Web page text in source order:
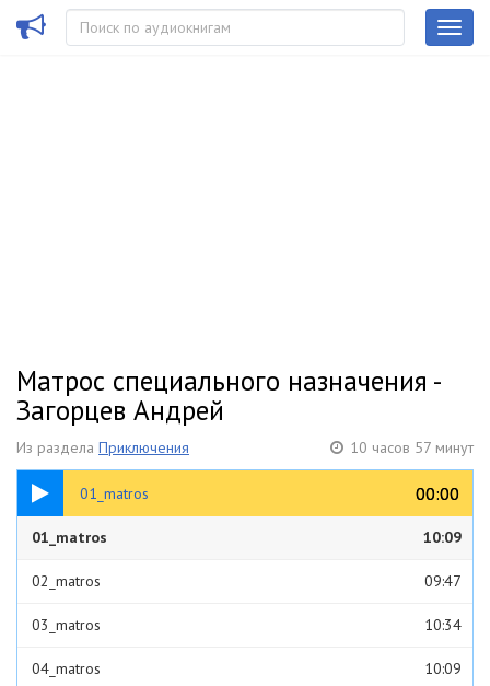
Матрос специального назначения -
Загорцев Андрей
Из раздела Приключения 10 часов 57 минут
01_matros 00:00
00:00
10:09
01_matros 10:09
02_matros 09:47
03_matros 10:34
04_matros 10:09